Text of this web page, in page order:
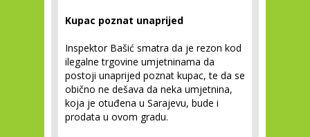
Kupac poznat unaprijed
Inspektor Bašić smatra da je rezon kod
ilegalne trgovine umjetninama da
postoji unaprijed poznat kupac, te da se
obično ne dešava da neka umjetnina,
koja je otuđena u Sarajevu, bude i
prodata u ovom gradu.